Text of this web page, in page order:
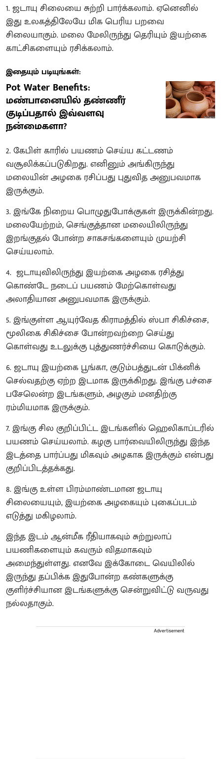
1. ஜடாயு சிலையை சுற்றி பார்க்கலாம். ஏனெனில்
இது உலகத்திலேயே மிக பெரிய பறவை
சிலையாகும். மலை மேலிருந்து தெரியும் இயற்கை
காட்சிகளையும் ரசிக்கலாம்.
இதையும் படியுங்கள்:
Pot Water Benefits:
மண்பானையில் தண்ணீர்
குடிப்பதால் இவ்வளவு
நன்மைகளா?
2. கேபிள் காரில் பயணம் செய்ய கட்டணம்
வசூலிக்கப்படுகிறது. எனினும் அங்கிருந்து
மலையின் அழகை ரசிப்பது புதுவித அனுபவமாக
இருக்கும்.
3. இங்கே நிறைய பொழுதுபோக்குகள் இருக்கின்றது.
மலையேற்றம், செங்குத்தான மலையிலிருந்து
இறங்குதல் போன்ற சாகசங்களையும் முயற்சி
செய்யலாம்.
4. ஜடாயுவிலிருந்து இயற்கை அழகை ரசித்து
கொண்டே நடைப் பயணம் மேற்கொள்வது
அலாதியான அனுபவமாக இருக்கும்.
5. இங்குள்ள ஆயுர்வேத கிராமத்தில் ஸ்பா சிகிச்சை,
மூலிகை சிகிச்சை போன்றவற்றை செய்து
கொள்வது உடலுக்கு புத்துணர்ச்சியை கொடுக்கும்.
6. ஜடாயு இயற்கை பூங்கா, குடும்பத்துடன் பிக்னிக்
செல்வதற்கு ஏற்ற இடமாக இருக்கிறது. இங்கு பச்சை
பசேலென்ற இடங்களும், அழகும் மனதிற்கு
ரம்மியமாக இருக்கும்.
7. இங்கு சில குறிப்பிட்ட இடங்களில் ஹெலிகாப்டரில்
பயணம் செய்யலாம். கழகு பார்வையிலிருந்து இந்த
இடத்தை பார்ப்பது மிகவும் அழகாக இருக்கும் என்பது
குறிப்பிடத்தக்கது.
8. இங்கு உள்ள பிரம்மாண்டமான ஜடாயு
சிலையையும், இயற்கை அழகையும் புகைப்படம்
எடுத்து மகிழலாம்.
இந்த இடம் ஆன்மீக ரீதியாகவும் சுற்றுலாப்
பயணிகளையும் கவரும் விதமாகவும்
அமைந்துள்ளது. எனவே இக்கோடை வெயிலில்
இருந்து தப்பிக்க இதுபோன்ற கண்களுக்கு
குளிர்ச்சியான இடங்களுக்கு சென்றுவிட்டு வருவது
நல்லதாகும்.
Advertisement